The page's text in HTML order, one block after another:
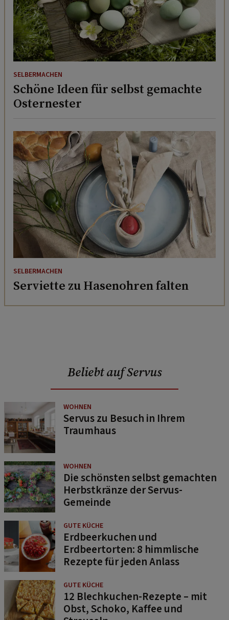
SELBERMACHEN
Schöne Ideen für selbst gemachte
Osternester
SELBERMACHEN
Serviette zu Hasenohren falten
Beliebt auf Servus
WOHNEN
Servus zu Besuch in Ihrem
Traumhaus
WOHNEN
Die schönsten selbst gemachten
Herbstkränze der Servus-
Gemeinde
GUTE KÜCHE
Erdbeerkuchen und
Erdbeertorten: 8 himmlische
Rezepte für jeden Anlass
GUTE KÜCHE
12 Blechkuchen-Rezepte – mit
Obst, Schoko, Kaffee und